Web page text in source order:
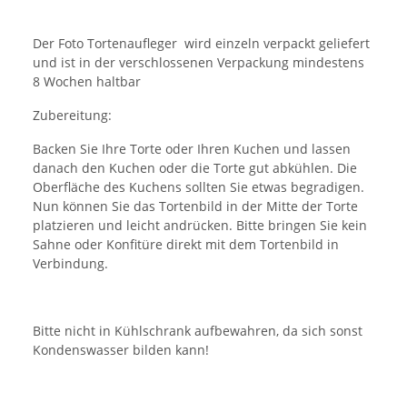
Der Foto Tortenaufleger wird einzeln verpackt geliefert
und ist in der verschlossenen Verpackung mindestens
8 Wochen haltbar
Zubereitung:
Backen Sie Ihre Torte oder Ihren Kuchen und lassen
danach den Kuchen oder die Torte gut abkühlen. Die
Oberfläche des Kuchens sollten Sie etwas begradigen.
Nun können Sie das Tortenbild in der Mitte der Torte
platzieren und leicht andrücken. Bitte bringen Sie kein
Sahne oder Konfitüre direkt mit dem Tortenbild in
Verbindung.
Bitte nicht in Kühlschrank aufbewahren, da sich sonst
Kondenswasser bilden kann!